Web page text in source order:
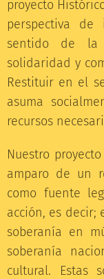
proyecto
perspectiva
sentido de la
solidaridad y
Restituir en el
asuma
recursos
Nuestro
amparo de un
como fuente
acción, es decir;
soberanía en
soberanía
cultural. Estas